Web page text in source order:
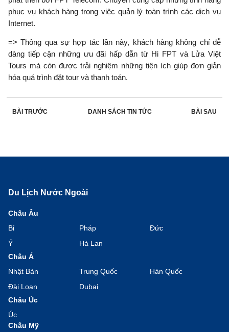
phục vụ khách hàng trong việc quản lý toàn trình các dịch vụ
Internet.
=> Thông qua sự hợp tác lần này, khách hàng không chỉ dễ
dàng tiếp cận những ưu đãi hấp dẫn từ Hi FPT và Lửa Việt
Tours mà còn được trải nghiệm những tiện ích giúp đơn giản
hóa quá trình đặt tour và thanh toán.
BÀI TRƯỚC DANH SÁCH TIN TỨC BÀI SAU
Du Lịch Nước Ngoài
Châu Âu
Bỉ
Pháp
Đức
Ý
Hà Lan
Châu Á
Nhật Bản
Trung Quốc
Hàn Quốc
Đài Loan
Dubai
Châu Úc
Úc
Châu Mỹ